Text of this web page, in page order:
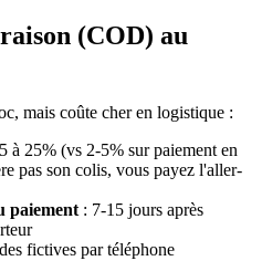
(COD) au
mais coûte cher en logistique :
à 25% (vs 2-5% sur paiement en
pas son colis, vous payez l'aller-
paiement : 7-15 jours après
fictives par téléphone